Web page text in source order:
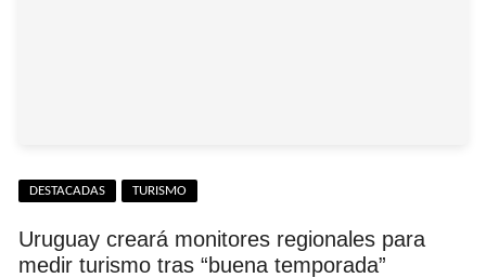
DESTACADAS TURISMO
Uruguay creará monitores regionales para
medir turismo tras “buena temporada”